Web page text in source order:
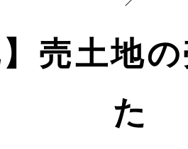
】売土地
た